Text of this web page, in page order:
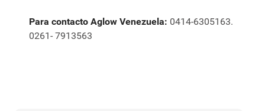
Para contacto Aglow Venezuela: 0414-6305163.
0261- 7913563